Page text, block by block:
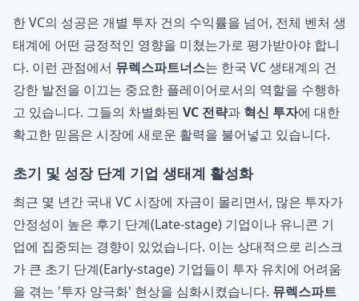
한 VC의 성공은 개별 투자 건의 수익률을 넘어, 전체 벤처 생
태계에 어떤 긍정적인 영향을 미쳤는가로 평가받아야 합니
다. 이런 관점에서 뮤렉스파트너스는 한국 VC 생태계의 건
강한 발전을 이끄는 중요한 플레이어로서의 역할을 수행하
고 있습니다. 그들의 차별화된 VC 전략과 혁신 투자에 대한
확고한 믿음은 시장에 새로운 활력을 불어넣고 있습니다.
초기 및 성장 단계 기업 생태계 활성화
최근 몇 년간 국내 VC 시장에 자금이 몰리면서, 많은 투자가
안정성이 높은 후기 단계(Late-stage) 기업이나 유니콘 기
업에 집중되는 경향이 있었습니다. 이는 상대적으로 리스크
가 큰 초기 단계(Early-stage) 기업들이 투자 유치에 어려움
을 겪는 '투자 양극화' 현상을 심화시켰습니다. 뮤렉스파트